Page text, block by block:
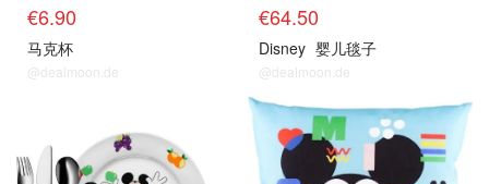
€6.90
马克杯
@dealmoon.de
€64.50
Disney 婴儿毯子
@dealmoon.de